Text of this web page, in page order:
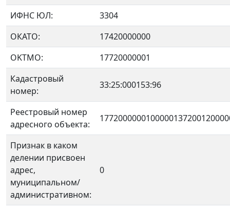
ИФНС ЮЛ:
3304
ОКАТО:
17420000000
OKTMO:
17720000001
Кадастровый
номер:
33:25:000153:96
Реестровый номер
адресного объекта:
Признак в каком
делении присвоен
адрес,
муниципальном/
административном:
0